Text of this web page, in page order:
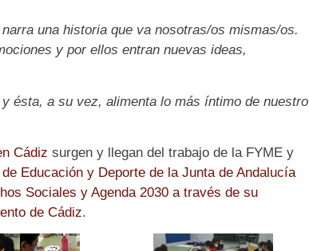
una historia que va nosotras/os mismas/os.
y por ellos entran nuevas ideas,
ésta, a su vez, alimenta lo más íntimo de nuestro
Cádiz surgen y llegan del trabajo de la FYME y
Educación y Deporte de la Junta de Andalucía
Sociales y Agenda 2030 a través de su
de Cádiz.